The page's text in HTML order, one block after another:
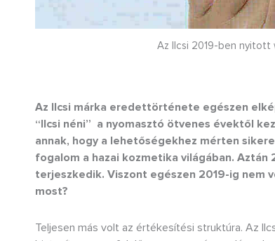
Az Ilcsi 2019-ben nyitott
Az Ilcsi márka eredettörténete egészen
“Ilcsi néni” a nyomasztó ötvenes évektől
annak, hogy a lehetőségekhez mérten
fogalom a hazai kozmetika világában.
terjeszkedik. Viszont egészen 2019-ig nem
most?
Teljesen más volt az értékesítési struktúra. Az